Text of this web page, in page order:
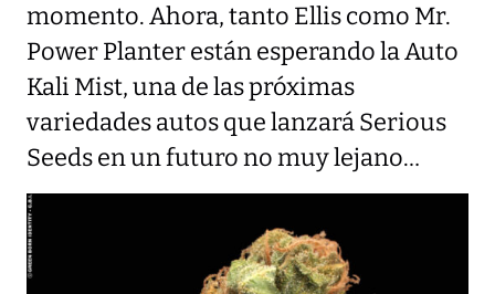
momento. Ahora, tanto Ellis como Mr.
Power Planter están esperando la Auto
Kali Mist, una de las próximas
variedades autos que lanzará Serious
Seeds en un futuro no muy lejano…